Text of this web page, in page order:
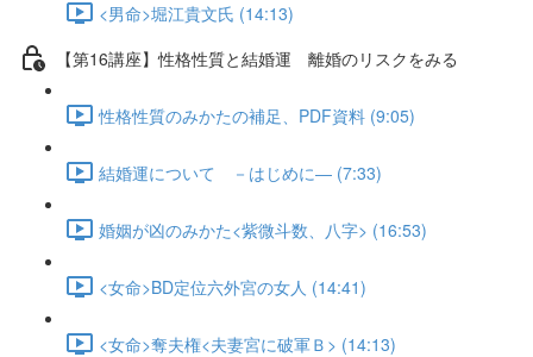
<男命>堀江貴文氏 (14:13)
【第16講座】性格性質と結婚運 離婚のリスクをみる
性格性質のみかたの補足、PDF資料 (9:05)
結婚運について －はじめに― (7:33)
婚姻が凶のみかた<紫微斗数、八字> (16:53)
<女命>BD定位六外宮の女人 (14:41)
<女命>奪夫権<夫妻宮に破軍Ｂ> (14:13)